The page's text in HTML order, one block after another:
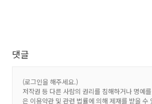
댓글